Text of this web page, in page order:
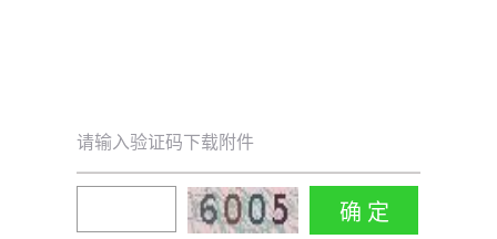
请输入验证码下载附件